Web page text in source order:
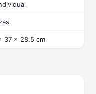
37 x 28.5 cm